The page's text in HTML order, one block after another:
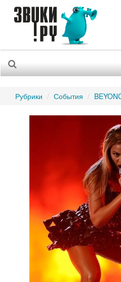
Рубрики События